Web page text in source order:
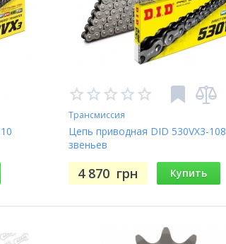
Трансмиссия
Цепь приводная DID 530VX3-108
звеньев
4 870 грн Купить